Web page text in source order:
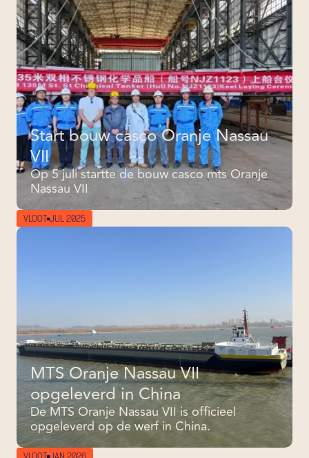
VLOOT JUL 2025
Start bouw casco Oranje Nassau
VII
Op 5 juli startte de bouw casco mts Oranje
Nassau VII
MTS Oranje Nassau VII
opgeleverd in China
De MTS Oranje Nassau VII is officieel
opgeleverd op de werf in China.